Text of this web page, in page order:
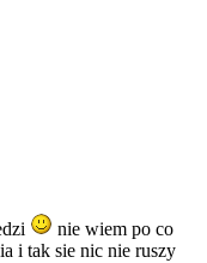
nie wiem po co
i tak sie nic nie ruszy